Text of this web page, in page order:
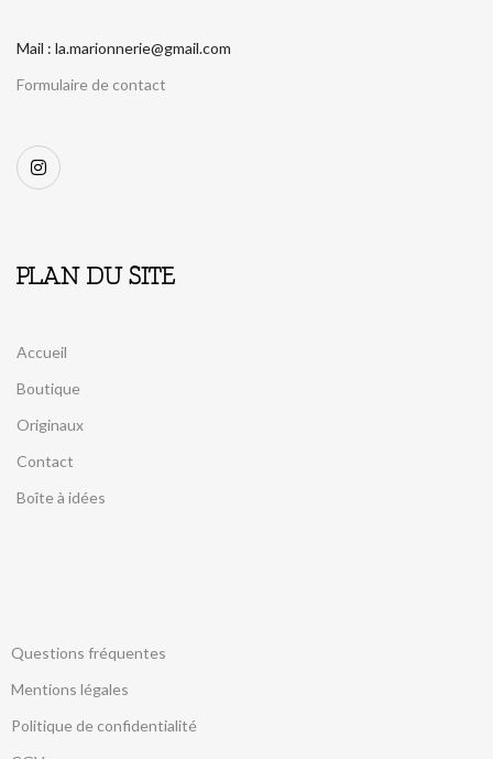
Mail : la.marionnerie@gmail.com
Formulaire de contact
PLAN DU SITE
Accueil
Boutique
Originaux
Contact
Boîte à idées
Questions fréquentes
Mentions légales
Politique de confidentialité